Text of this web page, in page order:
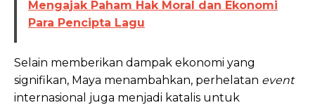
Mengajak Paham Hak Moral dan Ekonomi
Para Pencipta Lagu
Selain memberikan dampak ekonomi yang
signifikan, Maya menambahkan, perhelatan event
internasional juga menjadi katalis untuk